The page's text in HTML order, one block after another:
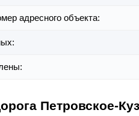
адресного объекта:
Петровское-